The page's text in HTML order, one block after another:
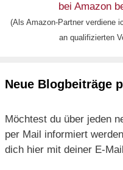
bei Amazon
(Als Amazon-Partner verdiene
an qualifizierten
Neue Blogbeiträge
Möchtest du über jeden
per Mail informiert
dich hier mit deiner E-